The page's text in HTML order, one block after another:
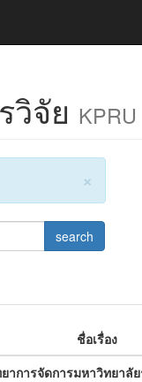
วิจัย KPRU
×
search
ชื่อเรื่อง
การจัดการมหาวิทยาลั